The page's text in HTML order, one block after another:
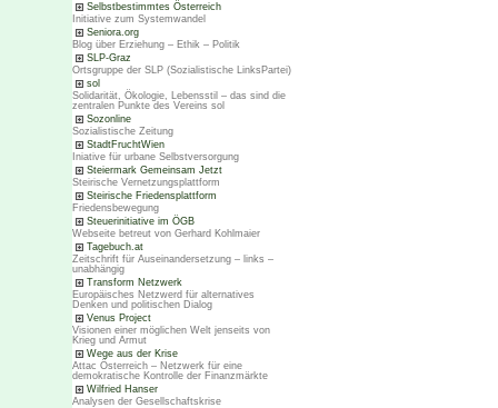
Selbstbestimmtes Österreich
Initiative zum Systemwandel
Seniora.org
Blog über Erziehung – Ethik – Politik
SLP-Graz
Ortsgruppe der SLP (Sozialistische LinksPartei)
sol
Solidarität, Ökologie, Lebensstil – das sind die
zentralen Punkte des Vereins sol
Sozonline
Sozialistische Zeitung
StadtFruchtWien
Iniative für urbane Selbstversorgung
Steiermark Gemeinsam Jetzt
Steirische Vernetzungsplattform
Steirische Friedensplattform
Friedensbewegung
Steuerinitiative im ÖGB
Webseite betreut von Gerhard Kohlmaier
Tagebuch.at
Zeitschrift für Auseinandersetzung – links –
unabhängig
Transform Netzwerk
Europäisches Netzwerd für alternatives
Denken und politischen Dialog
Venus Project
Visionen einer möglichen Welt jenseits von
Krieg und Armut
Wege aus der Krise
Attac Österreich – Netzwerk für eine
demokratische Kontrolle der Finanzmärkte
Wilfried Hanser
Analysen der Gesellschaftskrise